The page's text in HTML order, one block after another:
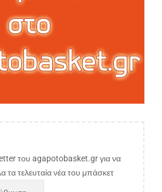
του agapotobasket.gr για να
τα τελευταία νέα του μπάσκετ